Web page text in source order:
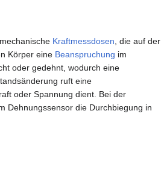
Kraftmessdosen , die auf der
Körper eine Beanspruchung im
oder gedehnt, wodurch eine
ruft eine
oder Spannung dient. Bei der
Dehnungssensor die Durchbiegung in